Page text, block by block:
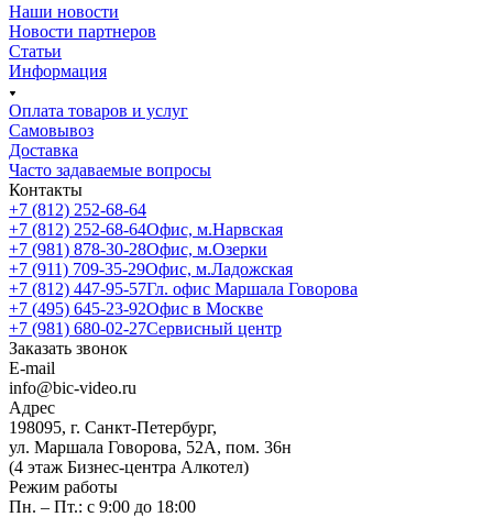
Наши новости
Новости партнеров
Статьи
Информация
Оплата товаров и услуг
Самовывоз
Доставка
Часто задаваемые вопросы
Контакты
+7 (812) 252-68-64
+7 (812) 252-68-64Офис, м.Нарвская
+7 (981) 878-30-28Офис, м.Озерки
+7 (911) 709-35-29Офис, м.Ладожская
+7 (812) 447-95-57Гл. офис Маршала Говорова
+7 (495) 645-23-92Офис в Москве
+7 (981) 680-02-27Сервисный центр
Заказать звонок
E-mail
info@bic-video.ru
Адрес
198095, г. Санкт-Петербург,
ул. Маршала Говорова, 52А, пом. 36н
(4 этаж Бизнес-центра Алкотел)
Режим работы
Пн. – Пт.: с 9:00 до 18:00